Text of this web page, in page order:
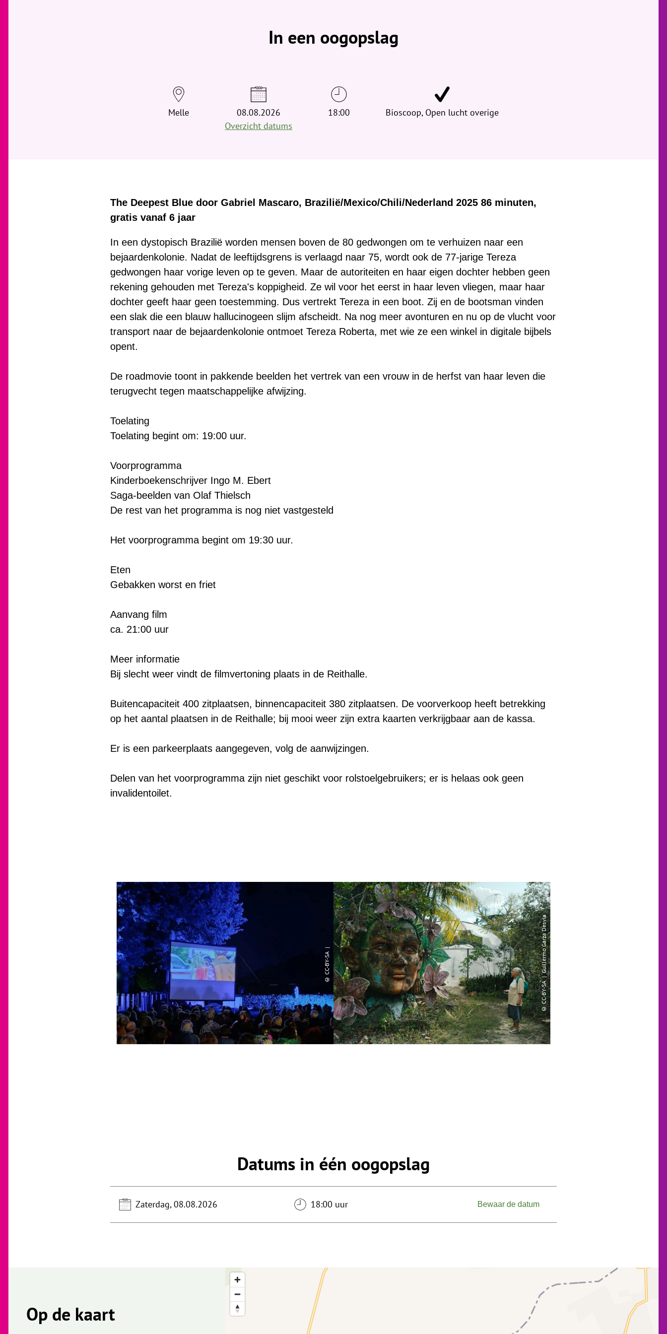
i
In een oogopslag
Melle
08.08.2026
Overzicht datums
18:00 Bioscoop, Open lucht overige
The Deepest Blue door Gabriel Mascaro, Brazilië/Mexico/Chili/Nederland 2025 86 minuten,
gratis vanaf 6 jaar
In een dystopisch Brazilië worden mensen boven de 80 gedwongen om te verhuizen naar een
bejaardenkolonie. Nadat de leeftijdsgrens is verlaagd naar 75, wordt ook de 77-jarige Tereza
gedwongen haar vorige leven op te geven. Maar de autoriteiten en haar eigen dochter hebben geen
rekening gehouden met Tereza's koppigheid. Ze wil voor het eerst in haar leven vliegen, maar haar
dochter geeft haar geen toestemming. Dus vertrekt Tereza in een boot. Zij en de bootsman vinden
een slak die een blauw hallucinogeen slijm afscheidt. Na nog meer avonturen en nu op de vlucht voor
transport naar de bejaardenkolonie ontmoet Tereza Roberta, met wie ze een winkel in digitale bijbels
opent.
De roadmovie toont in pakkende beelden het vertrek van een vrouw in de herfst van haar leven die
terugvecht tegen maatschappelijke afwijzing.
Toelating
Toelating begint om: 19:00 uur.
Voorprogramma
Kinderboekenschrijver Ingo M. Ebert
Saga-beelden van Olaf Thielsch
De rest van het programma is nog niet vastgesteld
Het voorprogramma begint om 19:30 uur.
Eten
Gebakken worst en friet
Aanvang film
ca. 21:00 uur
Meer informatie
Bij slecht weer vindt de filmvertoning plaats in de Reithalle.
Buitencapaciteit 400 zitplaatsen, binnencapaciteit 380 zitplaatsen. De voorverkoop heeft betrekking
op het aantal plaatsen in de Reithalle; bij mooi weer zijn extra kaarten verkrijgbaar aan de kassa.
Er is een parkeerplaats aangegeven, volg de aanwijzingen.
Delen van het voorprogramma zijn niet geschikt voor rolstoelgebruikers; er is helaas ook geen
invalidentoilet.
© CC-BY-SA | © CC-BY-SA | Guillermo Garza Desvia
Datums in één oogopslag
Zaterdag, 08.08.2026 18:00 uur Bewaar de datum
Op de kaart